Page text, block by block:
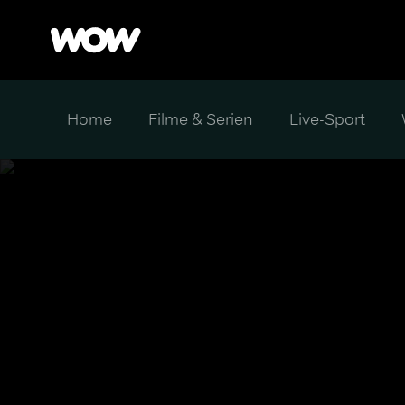
Home Filme & Serien Live-Sport